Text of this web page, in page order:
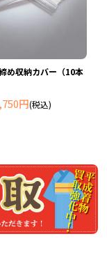
め収納カバー（10本
円(税込)